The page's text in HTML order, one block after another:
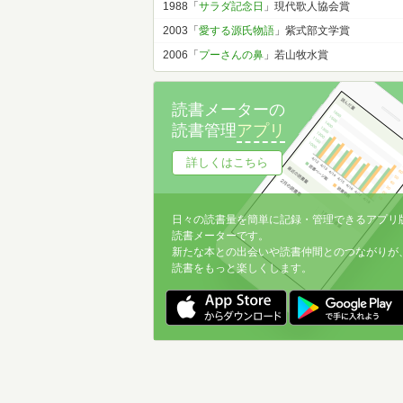
1988「 サラダ記念日 」現代歌人協会賞
2003「 愛する源氏物語 」紫式部文学賞
2006「 プーさんの鼻 」若山牧水賞
読書メーターの
読書管理アプリ
詳しくはこちら
日々の読書量を簡単に記録・管理できるアプリ
読書メーターです。
新たな本との出会いや読書仲間とのつながりが
読書をもっと楽しくします。